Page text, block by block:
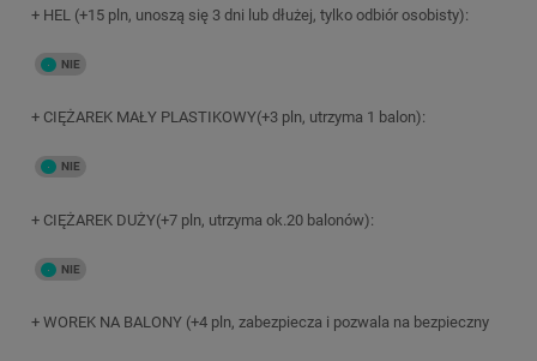
+ HEL (+15 pln, unoszą się 3 dni lub dłużej, tylko odbiór osobisty):
+ CIĘŻAREK MAŁY PLASTIKOWY(+3 pln, utrzyma 1 balon):
+ CIĘŻAREK DUŻY(+7 pln, utrzyma ok.20 balonów):
+ WOREK NA BALONY (+4 pln, zabezpiecza i pozwala na bezpieczny